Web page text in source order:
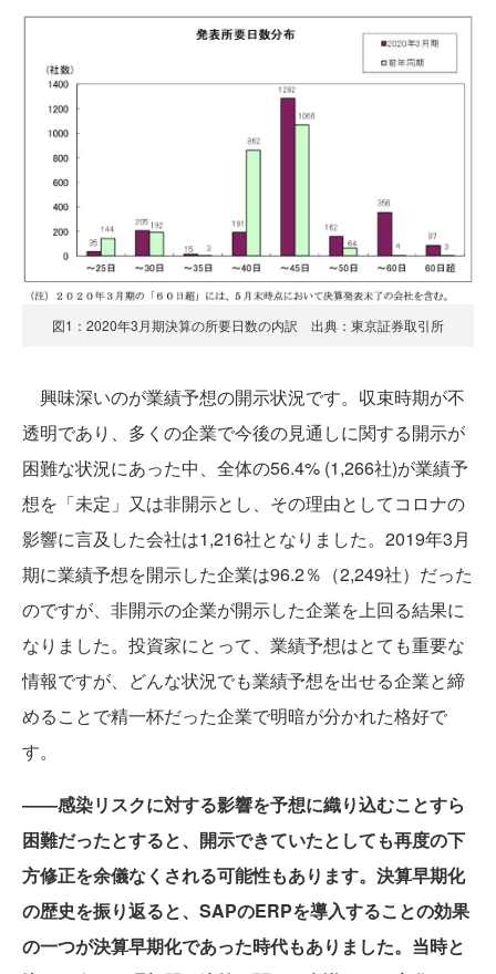
図1：2020年3月期決算の所要日数の内訳 出典：東京証券取引所
興味深いのが業績予想の開示状況です。収束時期が不
透明であり、多くの企業で今後の見通しに関する開示が
困難な状況にあった中、全体の56.4% (1,266社)が業績予
想を「未定」又は非開示とし、その理由としてコロナの
影響に言及した会社は1,216社となりました。2019年3月
期に業績予想を開示した企業は96.2％（2,249社）だった
のですが、非開示の企業が開示した企業を上回る結果に
なりました。投資家にとって、業績予想はとても重要な
情報ですが、どんな状況でも業績予想を出せる企業と締
めることで精一杯だった企業で明暗が分かれた格好で
す。
――感染リスクに対する影響を予想に織り込むことすら
困難だったとすると、開示できていたとしても再度の下
方修正を余儀なくされる可能性もあります。決算早期化
の歴史を振り返ると、SAPのERPを導入することの効果
の一つが決算早期化であった時代もありました。当時と